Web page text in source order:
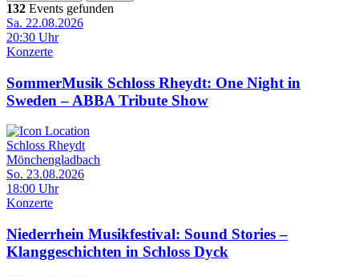
132 Events gefunden
Sa. 22.08.2026
20:30 Uhr
Konzerte
SommerMusik Schloss Rheydt: One Night in
Sweden – ABBA Tribute Show
Schloss Rheydt
Mönchengladbach
So. 23.08.2026
18:00 Uhr
Konzerte
Niederrhein Musikfestival: Sound Stories –
Klanggeschichten in Schloss Dyck